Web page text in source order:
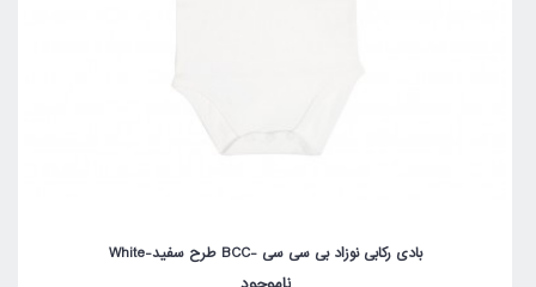
بادی رکابی نوزاد بی سی سی -BCC طرح سفید-White